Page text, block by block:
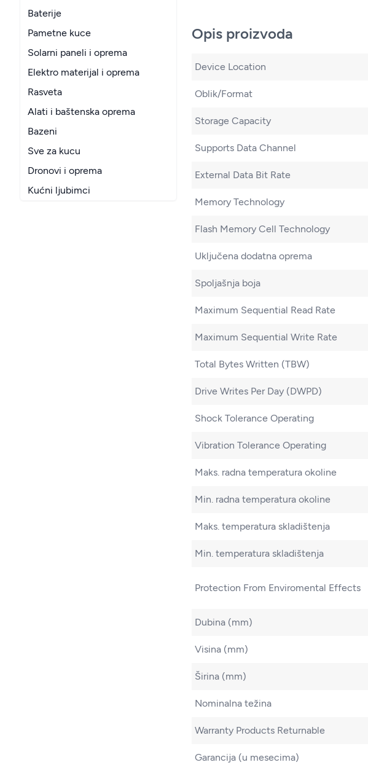
Baterije
Pametne kuce
Solarni paneli i oprema
Elektro materijal i oprema
Rasveta
Alati i baštenska oprema
Bazeni
Sve za kucu
Dronovi i oprema
Kućni ljubimci
Opis proizvoda
Device Location
Oblik/Format
Storage Capacity
Supports Data Channel
External Data Bit Rate
Memory Technology
Flash Memory Cell Technology
Uključena dodatna oprema
Spoljašnja boja
Maximum Sequential Read Rate
Maximum Sequential Write Rate
Total Bytes Written (TBW)
Drive Writes Per Day (DWPD)
Shock Tolerance Operating
Vibration Tolerance Operating
Maks. radna temperatura okoline
Min. radna temperatura okoline
Maks. temperatura skladištenja
Min. temperatura skladištenja
Protection From Enviromental Effects
Dubina (mm)
Visina (mm)
Širina (mm)
Nominalna težina
Warranty Products Returnable
Garancija (u mesecima)